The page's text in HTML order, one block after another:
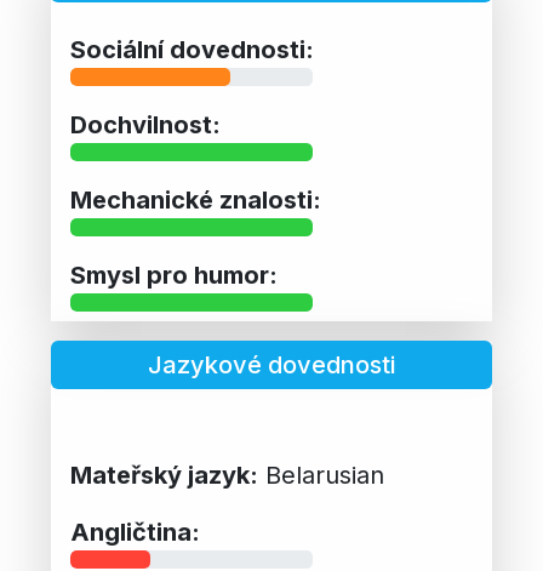
Sociální dovednosti:
Dochvilnost:
Mechanické znalosti:
Smysl pro humor:
Jazykové dovednosti
Mateřský jazyk: Belarusian
Angličtina: